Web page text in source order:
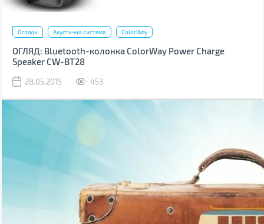
Огляди Акустична система ColorWay
ОГЛЯД: Bluetooth-колонка ColorWay Power Charge
Speaker CW-BT28
28.05.2015 453